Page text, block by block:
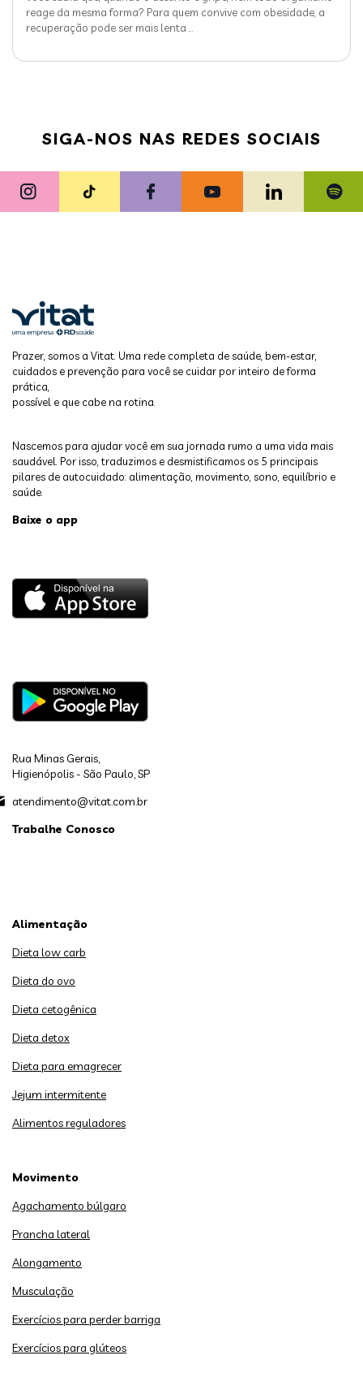
reage da mesma forma? Para quem convive com obesidade, a
recuperação pode ser mais lenta …
SIGA-NOS NAS REDES SOCIAIS
Prazer, somos a Vitat. Uma rede completa de saúde, bem-estar,
cuidados e prevenção para você se cuidar por inteiro de forma
prática,
possível e que cabe na rotina.
Nascemos para ajudar você em sua jornada rumo a uma vida mais
saudável. Por isso, traduzimos e desmistificamos os 5 principais
pilares de autocuidado: alimentação, movimento, sono, equilíbrio e
saúde.
Baixe o app
Rua Minas Gerais,
Higienópolis - São Paulo, SP
atendimento@vitat.com.br
Trabalhe Conosco
Alimentação
Dieta low carb
Dieta do ovo
Dieta cetogênica
Dieta detox
Dieta para emagrecer
Jejum intermitente
Alimentos reguladores
Movimento
Agachamento búlgaro
Prancha lateral
Alongamento
Musculação
Exercícios para perder barriga
Exercícios para glúteos